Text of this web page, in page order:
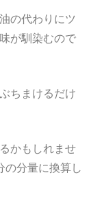
の代わりにツ
が馴染むので
ちまけるだけ
かもしれませ
の分量に換算し